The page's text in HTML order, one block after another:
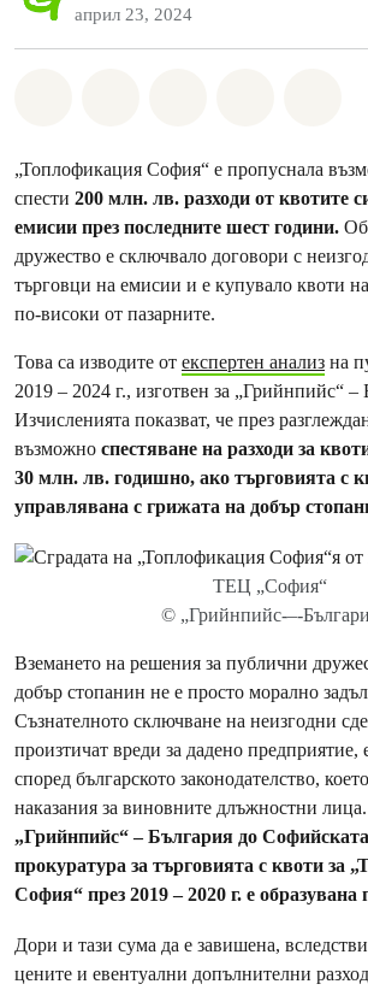
април 23, 2024
„Топлофикация София“ е пропуснала
спести 200 млн. лв. разходи от квотите
емисии през последните шест години.
дружество е сключвало договори с
търговци на емисии и е купувало квоти
по-високи от пазарните.
Това са изводите от експертен анализ на
2019 – 2024 г., изготвен за „Грийнпийс“ –
Изчисленията показват, че през
възможно спестяване на разходи за
30 млн. лв. годишно, ако търговията с
управлявана с грижата на добър
ТЕЦ „София“
© „Грийнпийс-–-
Вземането на решения за публични
добър стопанин не е просто морално
Съзнателното сключване на неизгодни
произтичат вреди за дадено предприятие,
според българското законодателство,
наказания за виновните длъжностни лица.
„Грийнпийс“ – България до
прокуратура за търговията с квоти за
София“ през 2019 – 2020 г. е образувана
Дори и тази сума да е завишена,
цените и евентуални допълнителни